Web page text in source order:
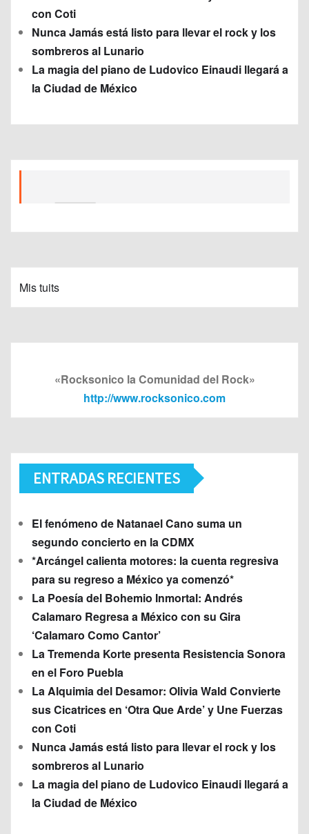
con Coti
Nunca Jamás está listo para llevar el rock y los
sombreros al Lunario
La magia del piano de Ludovico Einaudi llegará a
la Ciudad de México
Mis tuits
«Rocksonico la Comunidad del Rock»
http://www.rocksonico.com
ENTRADAS RECIENTES
El fenómeno de Natanael Cano suma un
segundo concierto en la CDMX
*Arcángel calienta motores: la cuenta regresiva
para su regreso a México ya comenzó*
La Poesía del Bohemio Inmortal: Andrés
Calamaro Regresa a México con su Gira
‘Calamaro Como Cantor’
La Tremenda Korte presenta Resistencia Sonora
en el Foro Puebla
La Alquimia del Desamor: Olivia Wald Convierte
sus Cicatrices en ‘Otra Que Arde’ y Une Fuerzas
con Coti
Nunca Jamás está listo para llevar el rock y los
sombreros al Lunario
La magia del piano de Ludovico Einaudi llegará a
la Ciudad de México